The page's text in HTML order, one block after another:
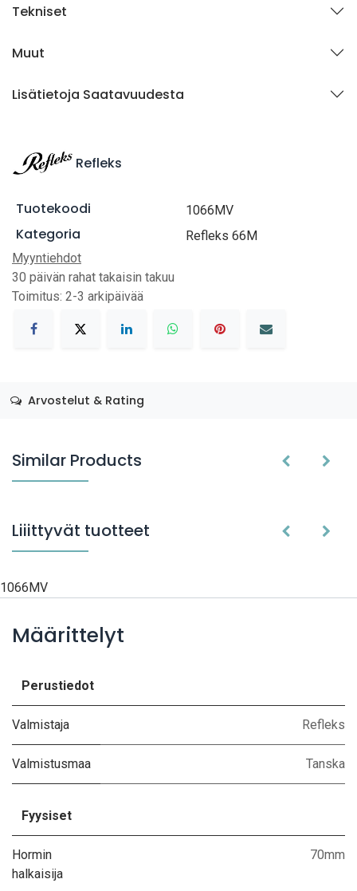
Tekniset
Muut
Lisätietoja Saatavuudesta
Refleks
Tuotekoodi 1066MV
Kategoria
Refleks 66M
Myyntiehdot
30 päivän rahat takaisin takuu
Toimitus: 2-3 arkipäivää
Arvostelut & Rating
Similar Products
Liiittyvät tuotteet
1066MV
Määrittelyt
Perustiedot
Valmistaja Refleks
Valmistusmaa Tanska
Fyysiset
Hormin
halkaisija
70mm